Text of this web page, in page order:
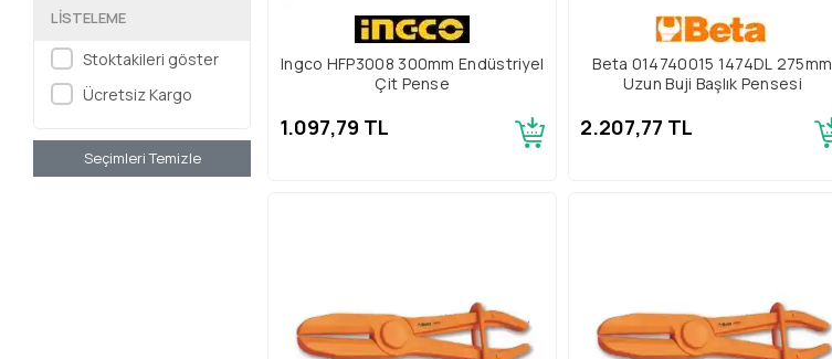
İzoleli Pense
Pabuç Sıkma Pensesi
Pense Yedek Parçası
Tepe Keski Pense
Oto Tamirci Pensesi
Hortum Kelepçe
LISTELEME
Stoktakileri göster
Ücretsiz Kargo
Seçimleri Temizle
Ingco HFP3008 300mm Endüstriyel
Çit Pense
1.097,79 TL
Beta 014740015 1474DL 275mm
Uzun Buji Başlık Pensesi
2.207,77 TL